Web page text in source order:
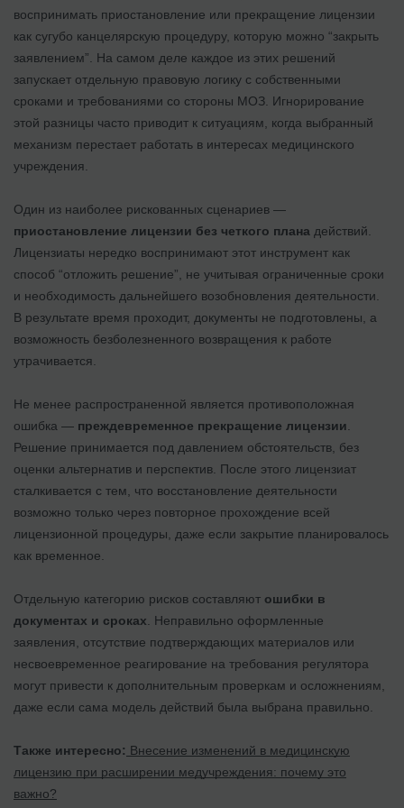
воспринимать приостановление или прекращение лицензии
как сугубо канцелярскую процедуру, которую можно “закрыть
заявлением”. На самом деле каждое из этих решений
запускает отдельную правовую логику с собственными
сроками и требованиями со стороны МОЗ. Игнорирование
этой разницы часто приводит к ситуациям, когда выбранный
механизм перестает работать в интересах медицинского
учреждения.
Один из наиболее рискованных сценариев —
приостановление лицензии без четкого плана действий.
Лицензиаты нередко воспринимают этот инструмент как
способ “отложить решение”, не учитывая ограниченные сроки
и необходимость дальнейшего возобновления деятельности.
В результате время проходит, документы не подготовлены, а
возможность безболезненного возвращения к работе
утрачивается.
Не менее распространенной является противоположная
ошибка — преждевременное прекращение лицензии
Решение принимается под давлением обстоятельств, без
оценки альтернатив и перспектив. После этого лицензиат
сталкивается с тем, что восстановление деятельности
возможно только через повторное прохождение всей
лицензионной процедуры, даже если закрытие планировалось
как временное.
Отдельную категорию рисков составляют ошибки в
документах и сроках . Неправильно оформленные
заявления, отсутствие подтверждающих материалов или
несвоевременное реагирование на требования регулятора
могут привести к дополнительным проверкам и осложнениям,
даже если сама модель действий была выбрана правильно.
Также интересно: Внесение изменений в медицинскую
лицензию при расширении медучреждения: почему это
важно?